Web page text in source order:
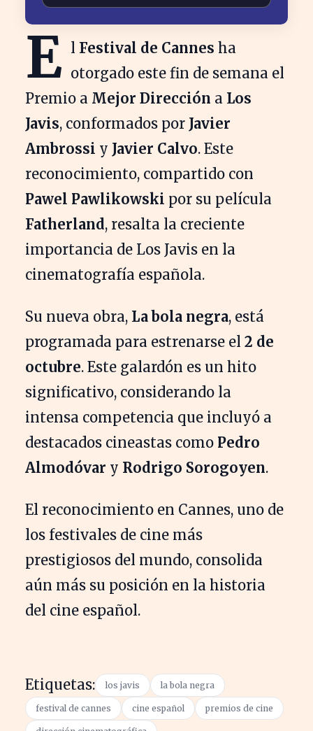
E l Festival de Cannes ha
otorgado este fin de semana el
Premio a Mejor Dirección a Los
Javis, conformados por Javier
Ambrossi y Javier Calvo. Este
reconocimiento, compartido con
Pawel Pawlikowski por su película
Fatherland, resalta la creciente
importancia de Los Javis en la
cinematografía española.
Su nueva obra, La bola negra, está
programada para estrenarse el 2 de
octubre. Este galardón es un hito
significativo, considerando la
intensa competencia que incluyó a
destacados cineastas como Pedro
Almodóvar y Rodrigo Sorogoyen.
El reconocimiento en Cannes, uno de
los festivales de cine más
prestigiosos del mundo, consolida
aún más su posición en la historia
del cine español.
Etiquetas: los javis la bola negra
festival de cannes cine español premios de cine